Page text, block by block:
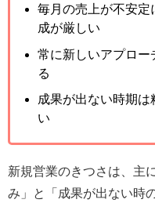
毎月の売上が不安定
成が厳しい
常に新しいアプロー
る
成果が出ない時期
い
新規営業のきつさは、主
み」と「成果が出ない時